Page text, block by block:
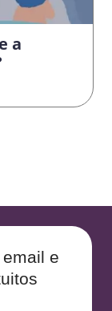
a
e